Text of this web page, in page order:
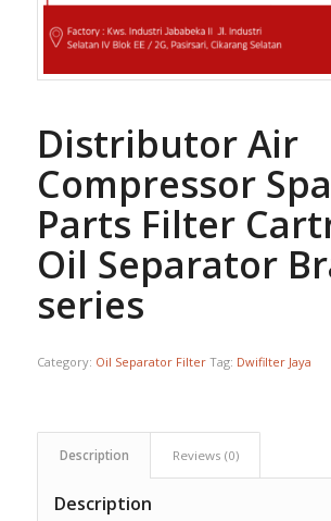
Distributor Air
Compressor
Parts Filter
Oil Separator
series
Category: Oil Separator Filter Tag: Dwifilter Jaya
Description Reviews (0)
Description